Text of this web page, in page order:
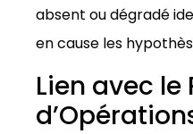
absent ou dégradé
en cause les
Lien avec le